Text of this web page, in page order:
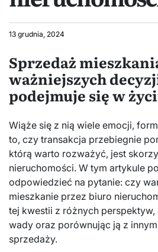
13 grudnia, 2024
Sprzedaż
ważniejszych
podejmuje się w
Wiąże się z nią wiele emocji,
to, czy transakcja przebiegnie
którą warto rozważyć, jest
nieruchomości. W tym artykule
odpowiedzieć na pytanie: czy
mieszkanie przez biuro
tej kwestii z różnych perspektyw,
wady oraz porównując ją z
sprzedaży.